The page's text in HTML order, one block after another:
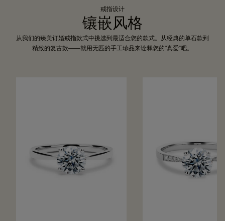
戒指设计
镶嵌风格
从我们的臻美订婚戒指款式中挑选到最适合您的款式。从经典的单石款到
精致的复古款——就用无匹的手工珍品来诠释您的"真爱”吧。